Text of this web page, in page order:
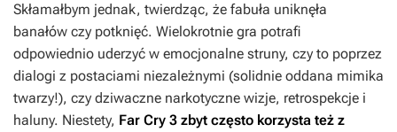
Skłamałbym jednak, twierdząc, że fabuła uniknęła
banałów czy potknięć. Wielokrotnie gra potrafi
odpowiednio uderzyć w emocjonalne struny, czy to poprzez
dialogi z postaciami niezależnymi (solidnie oddana mimika
twarzy!), czy dziwaczne narkotyczne wizje, retrospekcje i
haluny. Niestety, Far Cry 3 zbyt często korzysta też z